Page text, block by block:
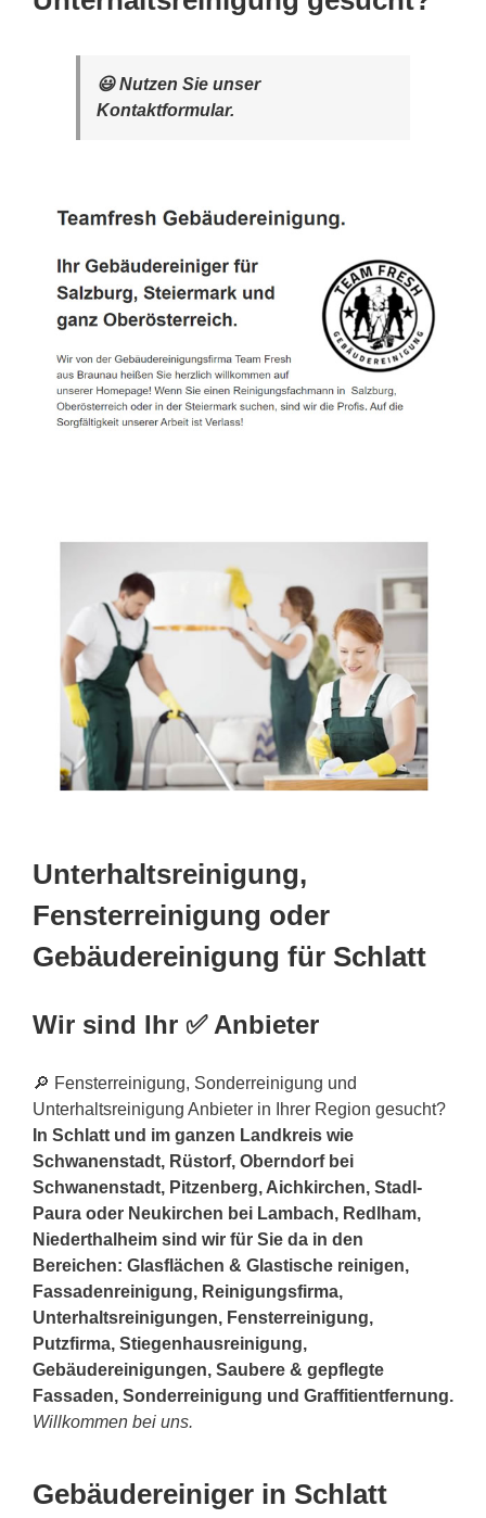
😃 Nutzen Sie unser
Kontaktformular.
Unterhaltsreinigung,
Fensterreinigung oder
Gebäudereinigung für Schlatt
Wir sind Ihr ✅ Anbieter
🔎 Fensterreinigung, Sonderreinigung und
Unterhaltsreinigung Anbieter in Ihrer Region gesucht?
In Schlatt und im ganzen Landkreis wie
Schwanenstadt, Rüstorf, Oberndorf bei
Schwanenstadt, Pitzenberg, Aichkirchen, Stadl-
Paura oder Neukirchen bei Lambach, Redlham,
Niederthalheim sind wir für Sie da in den
Bereichen: Glasflächen & Glastische reinigen,
Fassadenreinigung, Reinigungsfirma,
Unterhaltsreinigungen, Fensterreinigung,
Putzfirma, Stiegenhausreinigung,
Gebäudereinigungen, Saubere & gepflegte
Fassaden, Sonderreinigung und Graffitientfernung.
Willkommen bei uns.
Gebäudereiniger in Schlatt